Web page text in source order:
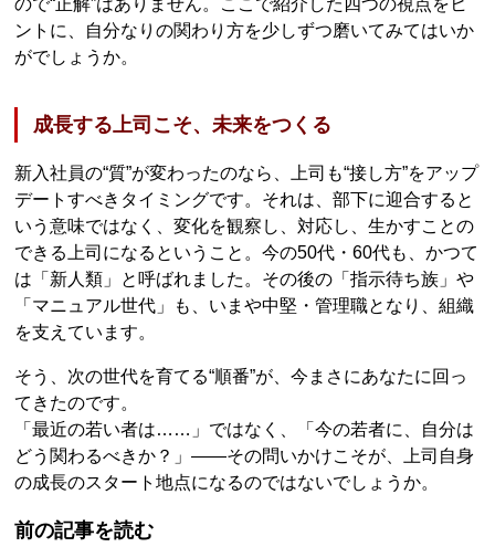
ので“正解”はありません。ここで紹介した四つの視点をヒ
ントに、自分なりの関わり方を少しずつ磨いてみてはいか
がでしょうか。
成長する上司こそ、未来をつくる
新入社員の“質”が変わったのなら、上司も“接し方”をアップ
デートすべきタイミングです。それは、部下に迎合すると
いう意味ではなく、変化を観察し、対応し、生かすことの
できる上司になるということ。今の50代・60代も、かつて
は「新人類」と呼ばれました。その後の「指示待ち族」や
「マニュアル世代」も、いまや中堅・管理職となり、組織
を支えています。
そう、次の世代を育てる“順番”が、今まさにあなたに回っ
てきたのです。
「最近の若い者は……」ではなく、「今の若者に、自分は
どう関わるべきか？」――その問いかけこそが、上司自身
の成長のスタート地点になるのではないでしょうか。
前の記事を読む